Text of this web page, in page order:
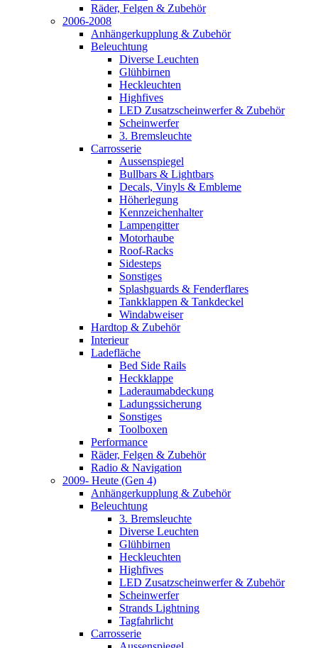
Räder, Felgen & Zubehör
2006-2008
Anhängerkupplung & Zubehör
Beleuchtung
Diverse Leuchten
Glühbirnen
Heckleuchten
Highfives
LED Zusatzscheinwerfer & Zubehör
Scheinwerfer
3. Bremsleuchte
Carrosserie
Aussenspiegel
Bullbars & Lightbars
Decals, Vinyls & Embleme
Höherlegung
Kennzeichenhalter
Lampengitter
Motorhaube
Roof-Racks
Sidesteps
Sonstiges
Splashguards & Fenderflares
Tankklappen & Tankdeckel
Windabweiser
Hardtop & Zubehör
Interieur
Ladefläche
Bed Side Rails
Heckklappe
Laderaumabdeckung
Ladungssicherung
Sonstiges
Toolboxen
Performance
Räder, Felgen & Zubehör
Radio & Navigation
2009- Heute (Gen 4)
Anhängerkupplung & Zubehör
Beleuchtung
3. Bremsleuchte
Diverse Leuchten
Glühbirnen
Heckleuchten
Highfives
LED Zusatzscheinwerfer & Zubehör
Scheinwerfer
Strands Lightning
Tagfahrlicht
Carrosserie